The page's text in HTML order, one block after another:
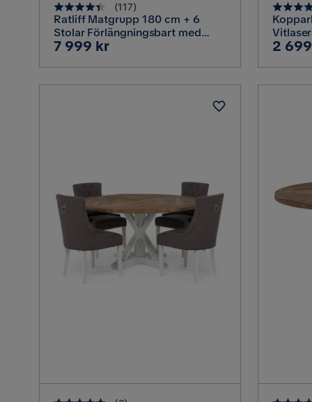
(117)
Ratliff Matgrupp 180 cm + 6
Stolar Förlängningsbart med
illäggsskiva, Vit / Svart Pu / Krom
Pris
7 999 kr
ekträ
Pris
2